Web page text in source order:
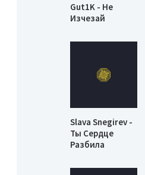
Gut1K - Не
Изчезай
Slava Snegirev -
Ты Сердце
Разбила